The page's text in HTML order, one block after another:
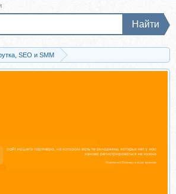
Найти
SEO и SMM
Скачать [Rafinadova] Коллекция ниш (Ирина